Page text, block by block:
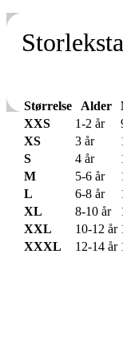
Størrelse Alder
XXS
1-2 år
XS
3 år
S
4 år
M
5-6 år
L
6-8 år
XL
8-10 år
XXL
10-12 år
XXXL
12-14 år